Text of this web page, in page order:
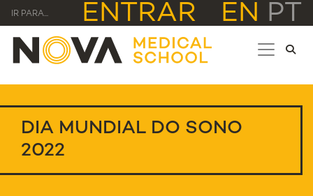
IR PARA... ENTRAR EN PT
DIA MUNDIAL DO SONO
2022